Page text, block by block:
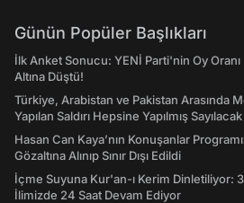
Günün Popüler Başlıkları
İlk Anket Sonucu: YENİ Parti'nin Oy Oranı
Altına Düştü!
Türkiye, Arabistan ve Pakistan Arasında
Yapılan Saldırı Hepsine Yapılmış Sayılacak
Hasan Can Kaya’nın Konuşanlar
Gözaltına Alınıp Sınır Dışı Edildi
İçme Suyuna Kur'an-ı Kerim Dinletiliyor: 31
İlimizde 24 Saat Devam Ediyor